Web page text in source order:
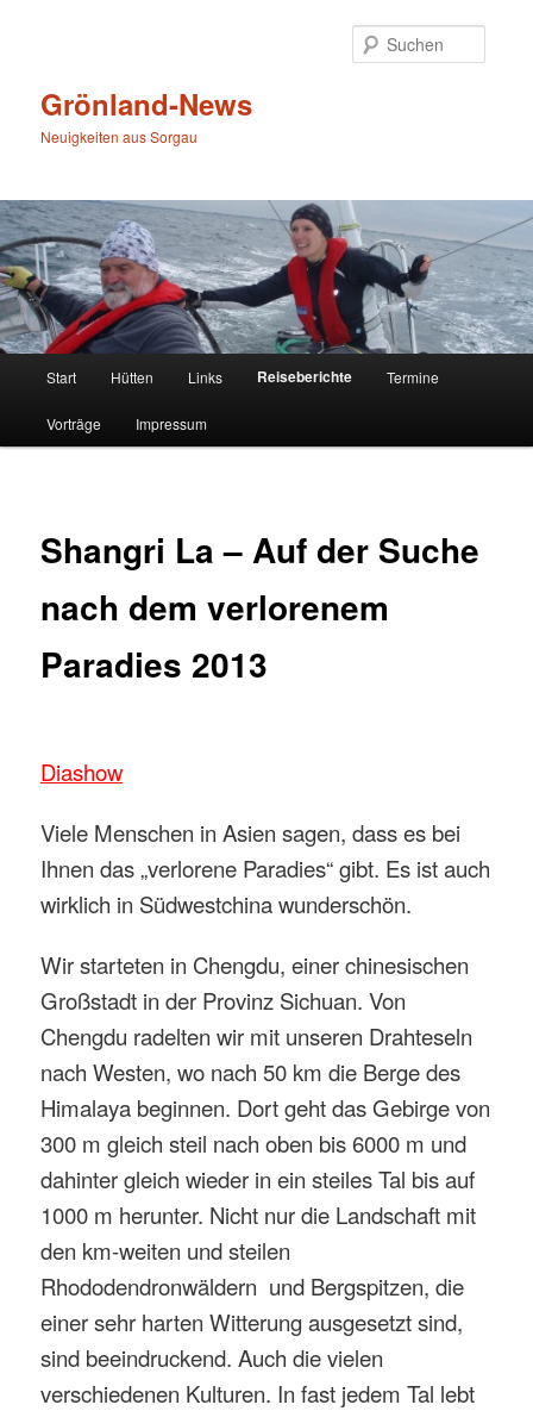
Grönland-News
Neuigkeiten aus Sorgau
Start Hütten Links Reiseberichte Termine
Vorträge Impressum
Shangri La – Auf der Suche
nach dem verlorenem
Paradies 2013
Diashow
Viele Menschen in Asien sagen, dass es bei
Ihnen das „verlorene Paradies“ gibt. Es ist auch
wirklich in Südwestchina wunderschön.
Wir starteten in Chengdu, einer chinesischen
Großstadt in der Provinz Sichuan. Von
Chengdu radelten wir mit unseren Drahteseln
nach Westen, wo nach 50 km die Berge des
Himalaya beginnen. Dort geht das Gebirge von
300 m gleich steil nach oben bis 6000 m und
dahinter gleich wieder in ein steiles Tal bis auf
1000 m herunter. Nicht nur die Landschaft mit
den km-weiten und steilen
Rhododendronwäldern und Bergspitzen, die
einer sehr harten Witterung ausgesetzt sind,
sind beeindruckend. Auch die vielen
verschiedenen Kulturen. In fast jedem Tal lebt